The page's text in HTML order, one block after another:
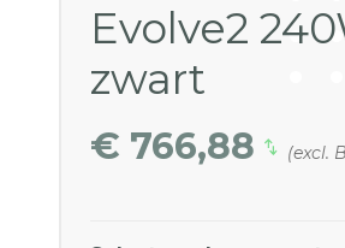
Evolve2
zwart
€ 766,88 (excl.